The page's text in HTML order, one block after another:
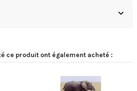
ce produit ont également acheté :